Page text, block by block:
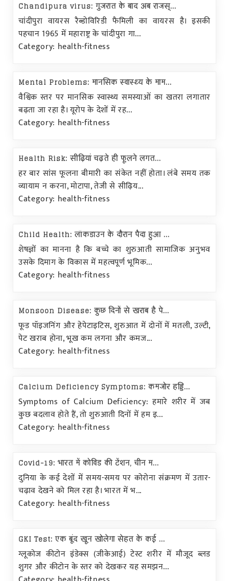
Chandipura virus: गुजरात के बाद अब राजस्...
चांदीपुरा वायरस रैब्डोविरिडी फैमिली का वायरस है। इसकी
पहचान 1965 में महाराष्ट्र के चांदीपुरा गा...
Category: health-fitness
Mental Problems: मानसिक स्वास्थ्य के माम...
वैश्विक स्तर पर मानसिक स्वास्थ्य समस्याओं का खतरा लगातार
बढ़ता जा रहा है। यूरोप के देशों में रह...
Category: health-fitness
Health Risk: सीढ़ियां चढ़ते ही फूलने लगत...
हर बार सांस फूलना बीमारी का संकेत नहीं होता। लंबे समय तक
व्यायाम न करना, मोटापा, तेजी से सीढ़िय...
Category: health-fitness
Child Health: लॉकडाउन के दौरान पैदा हुआ ...
शेषज्ञों का मानना है कि बच्चे का शुरुआती सामाजिक अनुभव
उसके दिमाग के विकास में महत्वपूर्ण भूमिक...
Category: health-fitness
Monsoon Disease: कुछ दिनों से खराब है पे...
फूड पॉइजनिंग और हेपेटाइटिस, शुरुआत में दोनों में मतली, उल्टी,
पेट खराब होना, भूख कम लगना और कमज...
Category: health-fitness
Calcium Deficiency Symptoms: कमजोर हड्डि...
Symptoms of Calcium Deficiency: हमारे शरीर में जब
कुछ बदलाव होते हैं, तो शुरुआती दिनों में हम इ...
Category: health-fitness
Covid-19: भारत में कोविड की टेंशन, चीन म...
दुनिया के कई देशों में समय-समय पर कोरोना संक्रमण में उतार-
चढ़ाव देखने को मिल रहा है। भारत में भ...
Category: health-fitness
GKI Test: एक बूंद खून खोलेगा सेहत के कई ...
ग्लूकोज कीटोन इंडेक्स (जीकेआई) टेस्ट शरीर में मौजूद ब्लड
शुगर और कीटोन के स्तर को देखकर यह समझन...